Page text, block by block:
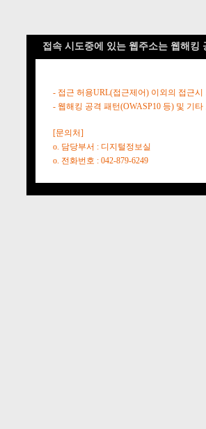
접속 시도중에 있는 웹주소는 웹해킹
- 접근 허용URL(접근제어) 이외의 접근시
- 웹해킹 공격 패턴(OWASP10 등) 및 기
[문의처]
o. 담당부서 : 디지털정보실
o. 전화번호 : 042-879-6249